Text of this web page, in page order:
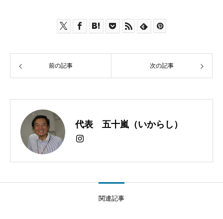
前の記事 次の記事
代表 五十嵐（いからし）
関連記事